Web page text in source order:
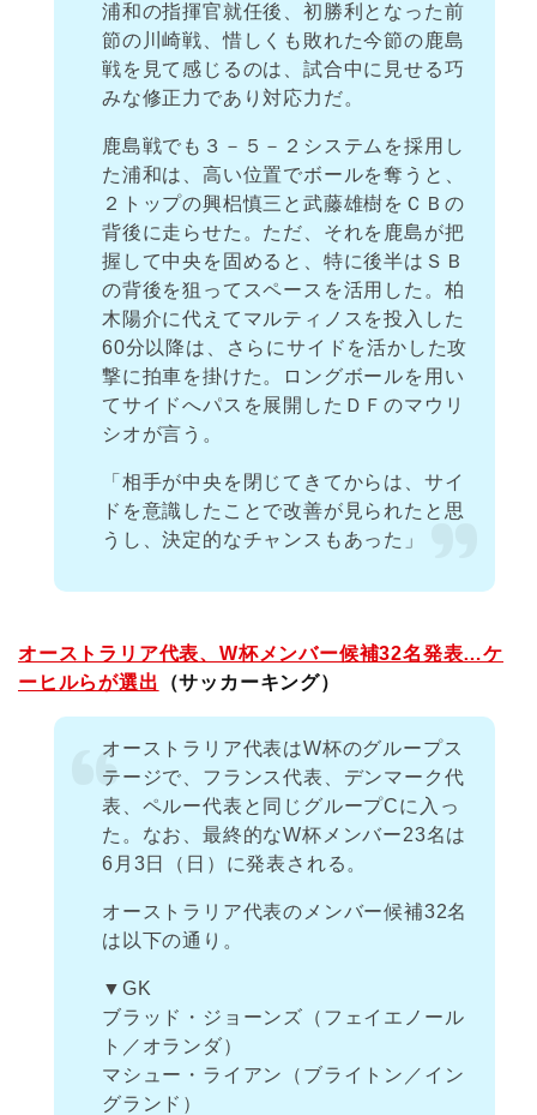
浦和の指揮官就任後、初勝利となった前
節の川崎戦、惜しくも敗れた今節の鹿島
戦を見て感じるのは、試合中に見せる巧
みな修正力であり対応力だ。
鹿島戦でも３－５－２システムを採用し
た浦和は、高い位置でボールを奪うと、
２トップの興梠慎三と武藤雄樹をＣＢの
背後に走らせた。ただ、それを鹿島が把
握して中央を固めると、特に後半はＳＢ
の背後を狙ってスペースを活用した。柏
木陽介に代えてマルティノスを投入した
60分以降は、さらにサイドを活かした攻
撃に拍車を掛けた。ロングボールを用い
てサイドへパスを展開したＤＦのマウリ
シオが言う。
「相手が中央を閉じてきてからは、サイ
ドを意識したことで改善が見られたと思
うし、決定的なチャンスもあった」
オーストラリア代表、W杯メンバー候補32名発表…ケ
ーヒルらが選出 （サッカーキング）
オーストラリア代表はW杯のグループス
テージで、フランス代表、デンマーク代
表、ペルー代表と同じグループCに入っ
た。なお、最終的なW杯メンバー23名は
6月3日（日）に発表される。
オーストラリア代表のメンバー候補32名
は以下の通り。
▼GK
ブラッド・ジョーンズ（フェイエノール
ト／オランダ）
マシュー・ライアン（ブライトン／イン
グランド）